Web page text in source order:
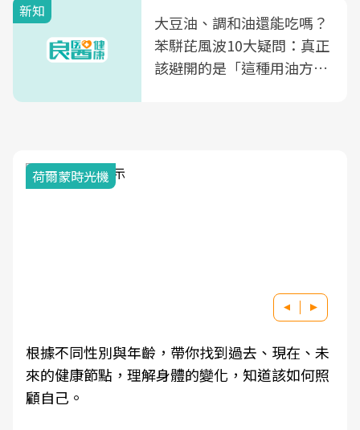
新知
大豆油、調和油還能吃嗎？
苯駢芘風波10大疑問：真正
該避開的是「這種用油方
荷爾蒙時光機
根據不同性別與年齡，帶你找到過去、現在、未
來的健康節點，理解身體的變化，知道該如何照
顧自己。